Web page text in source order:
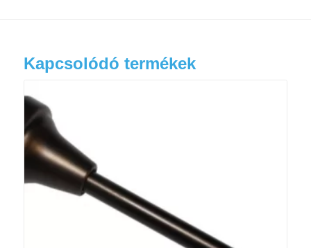
Kapcsolódó termékek